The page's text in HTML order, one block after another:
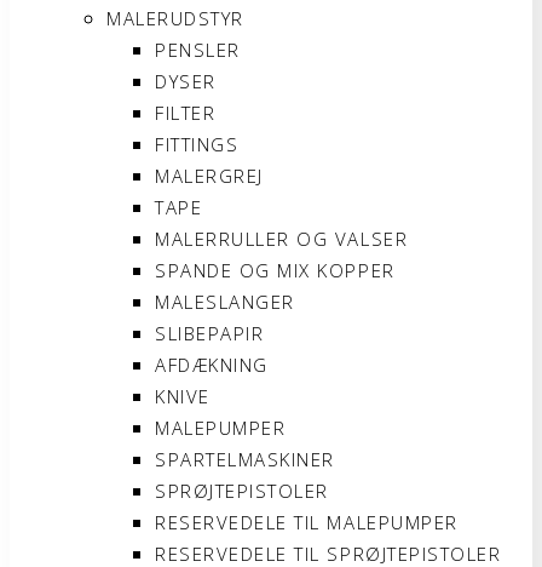
MALERUDSTYR
PENSLER
DYSER
FILTER
FITTINGS
MALERGREJ
TAPE
MALERRULLER OG VALSER
SPANDE OG MIX KOPPER
MALESLANGER
SLIBEPAPIR
AFDÆKNING
KNIVE
MALEPUMPER
SPARTELMASKINER
SPRØJTEPISTOLER
RESERVEDELE TIL MALEPUMPER
RESERVEDELE TIL SPRØJTEPISTOLER